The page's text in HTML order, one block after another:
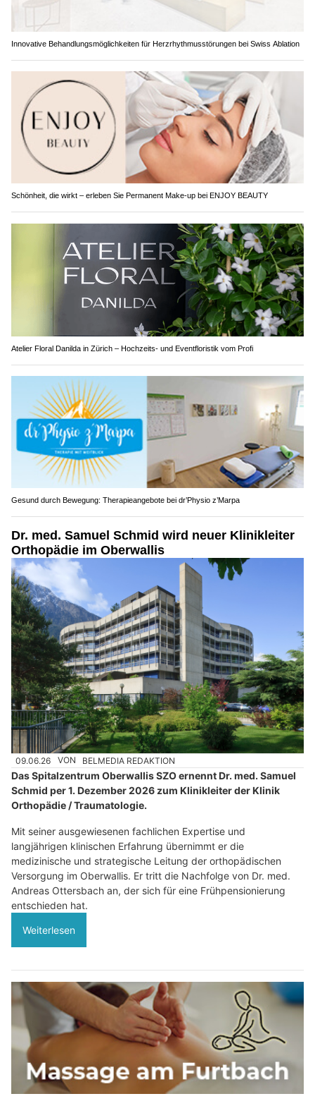
Innovative Behandlungsmöglichkeiten für Herzrhythmusstörungen bei Swiss Ablation
Schönheit, die wirkt – erleben Sie Permanent Make-up bei ENJOY BEAUTY
Atelier Floral Danilda in Zürich – Hochzeits- und Eventfloristik vom Profi
Gesund durch Bewegung: Therapieangebote bei dr’Physio z’Marpa
Dr. med. Samuel Schmid wird neuer Klinikleiter
Orthopädie im Oberwallis
09.06.26 VON BELMEDIA REDAKTION
Das Spitalzentrum Oberwallis SZO ernennt Dr. med. Samuel
Schmid per 1. Dezember 2026 zum Klinikleiter der Klinik
Orthopädie / Traumatologie.
Mit seiner ausgewiesenen fachlichen Expertise und
langjährigen klinischen Erfahrung übernimmt er die
medizinische und strategische Leitung der orthopädischen
Versorgung im Oberwallis. Er tritt die Nachfolge von Dr. med.
Andreas Ottersbach an, der sich für eine Frühpensionierung
entschieden hat.
Weiterlesen